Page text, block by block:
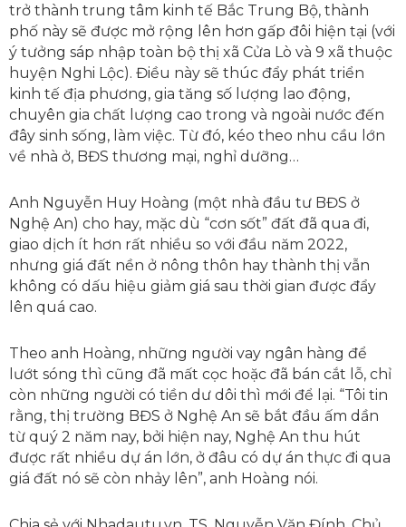
trở thành trung tâm kinh tế Bắc Trung Bộ, thành
phố này sẽ được mở rộng lên hơn gấp đôi hiện tại (với
ý tưởng sáp nhập toàn bộ thị xã Cửa Lò và 9 xã thuộc
huyện Nghi Lộc). Điều này sẽ thúc đẩy phát triển
kinh tế địa phương, gia tăng số lượng lao động,
chuyên gia chất lượng cao trong và ngoài nước đến
đây sinh sống, làm việc. Từ đó, kéo theo nhu cầu lớn
về nhà ở, BĐS thương mại, nghỉ dưỡng…
Anh Nguyễn Huy Hoàng (một nhà đầu tư BĐS ở
Nghệ An) cho hay, mặc dù “cơn sốt” đất đã qua đi,
giao dịch ít hơn rất nhiều so với đầu năm 2022,
nhưng giá đất nền ở nông thôn hay thành thị vẫn
không có dấu hiệu giảm giá sau thời gian được đẩy
lên quá cao.
Theo anh Hoàng, những người vay ngân hàng để
lướt sóng thì cũng đã mất cọc hoặc đã bán cắt lỗ, chỉ
còn những người có tiền dư dôi thì mới để lại. “Tôi tin
rằng, thị trường BĐS ở Nghệ An sẽ bắt đầu ấm dần
từ quý 2 năm nay, bởi hiện nay, Nghệ An thu hút
được rất nhiều dự án lớn, ở đâu có dự án thực đi qua
giá đất nó sẽ còn nhảy lên”, anh Hoàng nói.